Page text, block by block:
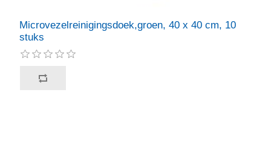
Microvezelreinigingsdoek,groen, 40 x 40 cm, 10
stuks